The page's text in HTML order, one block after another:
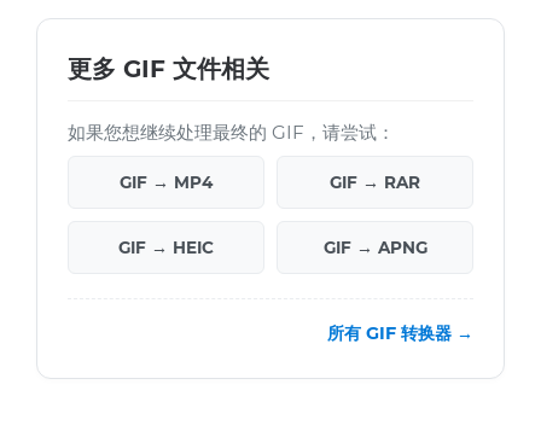
更多 GIF 文件相关
如果您想继续处理最终的 GIF，请尝试：
GIF → MP4 GIF → RAR
GIF → HEIC GIF → APNG
所有 GIF 转换器 →